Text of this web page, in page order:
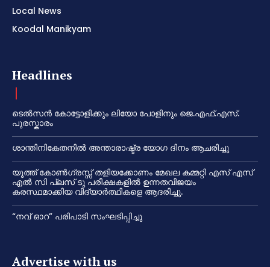
Local News
Koodal Manikyam
Headlines
ടെൽസൻ കോട്ടോളിക്കും ലിയോ പോളിനും ജെ.എഫ്.എസ്.
പുരസ്കാരം
ശാന്തിനികേതനിൽ അന്താരാഷ്ട്ര യോഗ ദിനം ആചരിച്ചു
യൂത്ത് കോൺഗ്രസ്സ് തളിയക്കോണം മേഖല കമ്മറ്റി എസ് എസ്
എൽ സി പ്ലസ് ടു പരീക്ഷകളിൽ ഉന്നതവിജയം
കരസ്ഥമാക്കിയ വിദ്യാർത്ഥികളെ ആദരിച്ചു.
“നവ് ഓറ” പരിപാടി സംഘടിപ്പിച്ചു
Advertise with us